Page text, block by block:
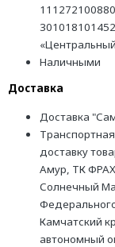
Наличными
Доставка
Доставка
доставку
Амур, ТК
Солнечный
Камчатский
автономный